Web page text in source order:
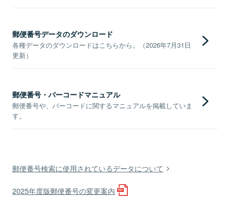
郵便番号データのダウンロード
各種データのダウンロードはこちらから。（2026年7月31日
更新）
郵便番号・バーコードマニュアル
郵便番号や、バーコードに関するマニュアルを掲載していま
す。
郵便番号検索に使用されているデータについて
2025年度版郵便番号の変更案内